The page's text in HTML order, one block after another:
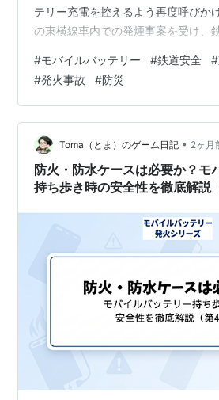
テリー充電を控えるよう再度呼びか
の東横線車内での発煙事案を受け、
注意喚起を更新した理由 車内でのモ
用が危険とされる背景 6月15日の東
連 国内鉄道の「禁止／非禁止」状
利用者が取るべき安全対策 東急電
起を更新 なぜ車内でのモバイルバッ
のか 6月1…
#モバイルバッテリー #鉄道安全 #
#発火事故 #防災
Toma（とま）のゲーム日記 • 2ヶ月
防火・防水ケースは必要か？モ
持ち歩き時の安全性を徹底解説